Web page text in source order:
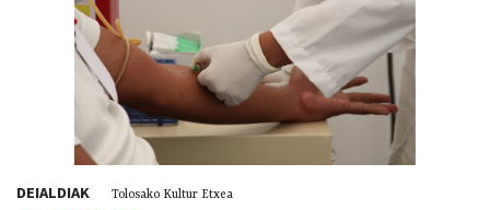
DEIALDIAK Tolosako Kultur Etxea